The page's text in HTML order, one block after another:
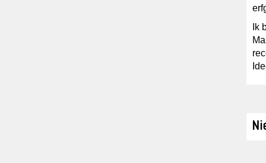
Ik